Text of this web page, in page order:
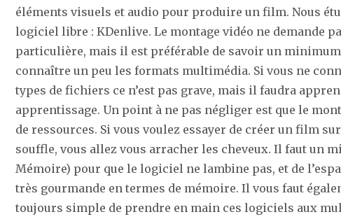
éléments visuels et audio pour produire un film. Nous
logiciel libre : KDenlive. Le montage vidéo ne demande
particulière, mais il est préférable de savoir un
connaître un peu les formats multimédia. Si vous ne
types de fichiers ce n’est pas grave, mais il faudra
apprentissage. Un point à ne pas négliger est que le
de ressources. Si vous voulez essayer de créer un film
souffle, vous allez vous arracher les cheveux. Il faut un
Mémoire) pour que le logiciel ne lambine pas, et de
très gourmande en termes de mémoire. Il vous faut
toujours simple de prendre en main ces logiciels aux